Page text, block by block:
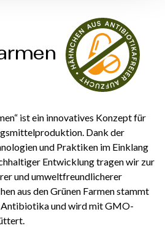
ist ein innovatives Konzept für
Dank der
und Praktiken im Einklang
Entwicklung tragen wir zur
und umweltfreundlicherer
aus den Grünen Farmen stammt
Antibiotika und wird mit GMO-